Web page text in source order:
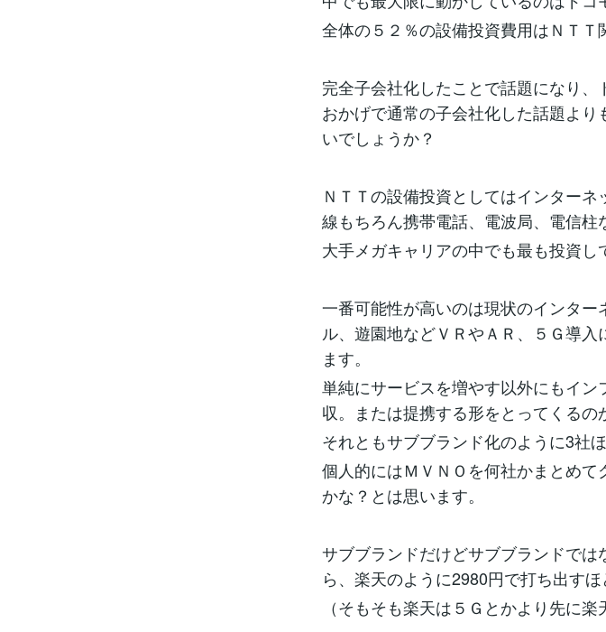
全体の５２％の設備投資費用はＮＴＴ
完全子会社化したことで話題になり、
おかげで通常の子会社化した話題よ
いでしょうか？
ＮＴＴの設備投資としてはインター
線もちろん携帯電話、電波局、電信
大手メガキャリアの中でも最も投資し
一番可能性が高いのは現状のインタ
ル、遊園地などＶＲやＡＲ、５Ｇ導
ます。
単純にサービスを増やす以外にもイ
収。または提携する形をとってくるの
それともサブブランド化のように3社
個人的にはＭＶＮＯを何社かまとめ
かな？とは思います。
サブブランドだけどサブブランドで
ら、楽天のように2980円で打ち出すほ
（そもそも楽天は５Ｇとかより先に楽